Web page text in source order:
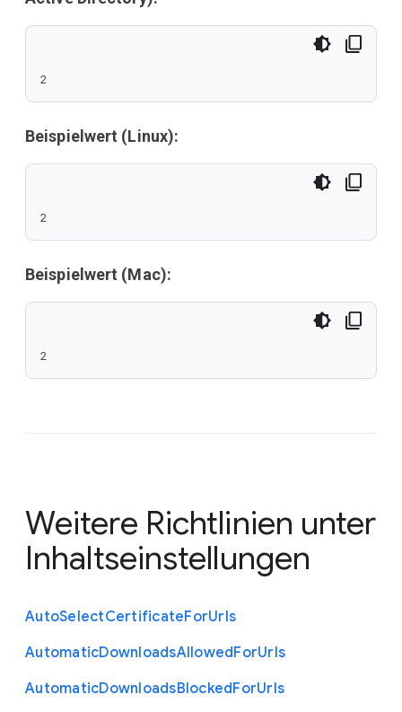
2
Beispielwert (Linux):
2
Beispielwert (Mac):
2
Weitere Richtlinien unter
Inhaltseinstellungen
AutoSelectCertificateForUrls
AutomaticDownloadsAllowedForUrls
AutomaticDownloadsBlockedForUrls